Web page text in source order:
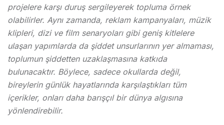
projelere karşı duruş sergileyerek topluma örnek
olabilirler. Aynı zamanda, reklam kampanyaları, müzik
klipleri, dizi ve film senaryoları gibi geniş kitlelere
ulaşan yapımlarda da şiddet unsurlarının yer almaması,
toplumun şiddetten uzaklaşmasına katkıda
bulunacaktır. Böylece, sadece okullarda değil,
bireylerin günlük hayatlarında karşılaştıkları tüm
içerikler, onları daha barışçıl bir dünya algısına
yönlendirebilir.